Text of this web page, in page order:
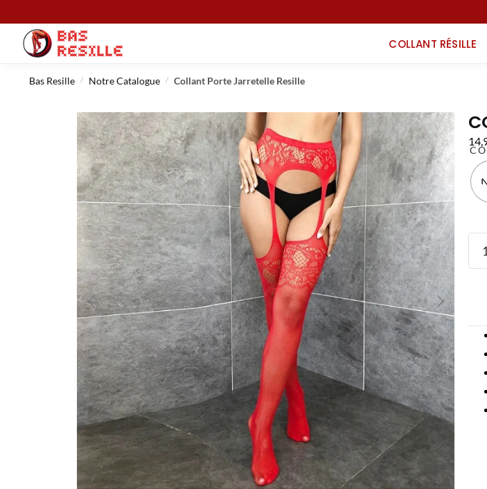
COLLANT RÉSILLE
Bas Resille / Notre Catalogue / Collant Porte Jarretelle Resille